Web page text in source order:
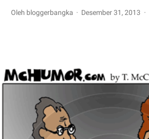
Oleh bloggerbangka Desember 31, 2013